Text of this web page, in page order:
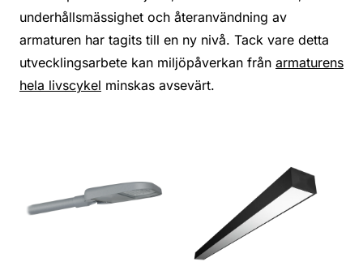
underhållsmässighet och återanvändning av
armaturen har tagits till en ny nivå. Tack vare detta
utvecklingsarbete kan miljöpåverkan från armaturens
hela livscykel minskas avsevärt.